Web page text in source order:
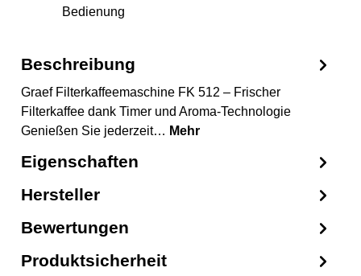
Bedienung
Beschreibung
Graef Filterkaffeemaschine FK 512 – Frischer
Filterkaffee dank Timer und Aroma-Technologie
Genießen Sie jederzeit… Mehr
Eigenschaften
Hersteller
Bewertungen
Produktsicherheit